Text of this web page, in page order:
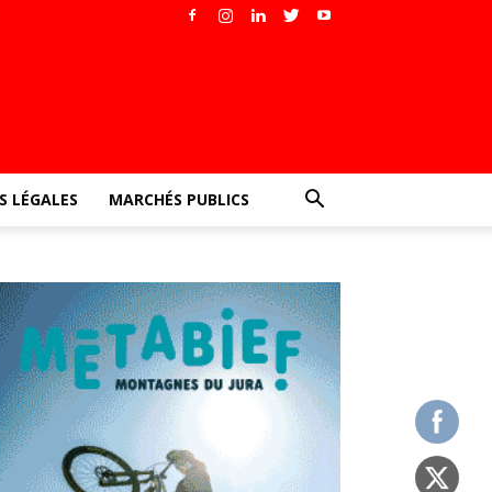
LÉGALES MARCHÉS PUBLICS